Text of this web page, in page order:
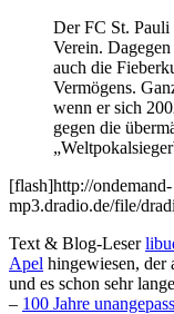
Der FC St. Pauli
Verein.
auch die
Vermögens.
wenn er sich
gegen die
[flash]http://ondemand-
mp3.dradio.de/file/
Text & Blog-Leser
Apel hingewiesen, der
und es schon sehr
– 100 Jahre